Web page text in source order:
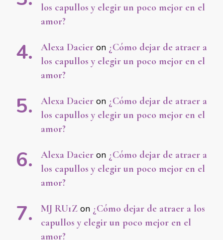
los capullos y elegir un poco mejor en el
amor?
Alexa Dacier on ¿Cómo dejar de atraer a
los capullos y elegir un poco mejor en el
amor?
Alexa Dacier on ¿Cómo dejar de atraer a
los capullos y elegir un poco mejor en el
amor?
Alexa Dacier on ¿Cómo dejar de atraer a
los capullos y elegir un poco mejor en el
amor?
MJ RU1Z on ¿Cómo dejar de atraer a los
capullos y elegir un poco mejor en el
amor?